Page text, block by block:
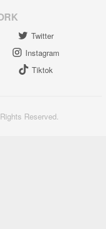
Twitter
Instagram
Tiktok
Reserved.